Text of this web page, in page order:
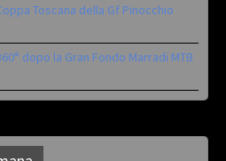
Toscana della Gf Pinocchio
dopo la Gran Fondo Marradi MTB